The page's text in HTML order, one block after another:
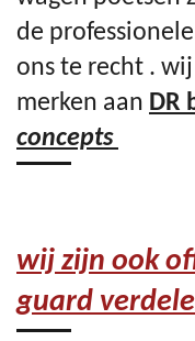
de
ons te recht .
merken aan DR
concepts
wij zijn ook
guard